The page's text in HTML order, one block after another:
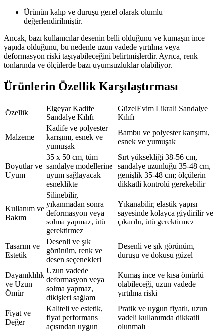
Ürünün kalıp ve duruşu genel olarak olumlu
değerlendirilmiştir.
Ancak, bazı kullanıcılar desenin belli olduğunu ve kumaşın ince
yapıda olduğunu, bu nedenle uzun vadede yırtılma veya
deformasyon riski taşıyabileceğini belirtmişlerdir. Ayrıca, renk
tonlarında ve ölçülerde bazı uyumsuzluklar olabiliyor.
Ürünlerin Özellik Karşılaştırması
Özellik
Elgeyar Kadife
Sandalye Kılıfı
GüzelEvim Likrali Sandalye
Kılıfı
Malzeme
Kadife ve polyester
karışımı, esnek ve
yumuşak
Bambu ve polyester karışımı,
esnek ve yumuşak
Boyutlar ve
Uyum
35 x 50 cm, tüm
sandalye modellerine
uyum sağlayacak
esneklikte
Sırt yüksekliği 38-56 cm,
sandalye uzunluğu 35-48 cm,
genişlik 35-48 cm; ölçülerin
dikkatli kontrolü gerekebilir
Kullanım ve
Bakım
Silinebilir,
yıkanmadan sonra
deformasyon veya
solma yapmaz, ütü
gerektirmez
Yıkanabilir, elastik yapısı
sayesinde kolayca giydirilir ve
çıkarılır, ütü gerektirmez
Tasarım ve
Estetik
Desenli ve şık
görünüm, renk ve
desen seçenekleri
Desenli ve şık görünüm,
duruşu ve dokusu güzel
Dayanıklılık
ve Uzun
Ömür
Uzun vadede
deformasyon veya
solma yapmaz,
dikişleri sağlam
Kumaş ince ve kısa ömürlü
olabileceği, uzun vadede
yırtılma riski
Fiyat ve
Değer
Kaliteli ve estetik,
fiyat performans
açısından uygun
Pratik ve uygun fiyatlı, uzun
vadeli kullanımda dikkatli
olunmalı